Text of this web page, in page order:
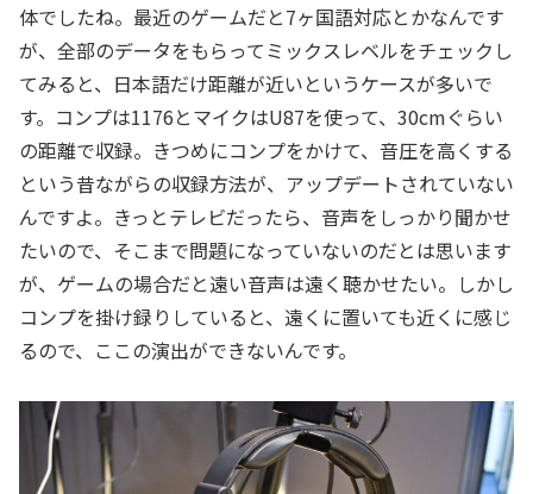
体でしたね。最近のゲームだと7ヶ国語対応とかなんです
が、全部のデータをもらってミックスレベルをチェックし
てみると、日本語だけ距離が近いというケースが多いで
す。コンプは1176とマイクはU87を使って、30cmぐらい
の距離で収録。きつめにコンプをかけて、音圧を高くする
という昔ながらの収録方法が、アップデートされていない
んですよ。きっとテレビだったら、音声をしっかり聞かせ
たいので、そこまで問題になっていないのだとは思います
が、ゲームの場合だと遠い音声は遠く聴かせたい。しかし
コンプを掛け録りしていると、遠くに置いても近くに感じ
るので、ここの演出ができないんです。